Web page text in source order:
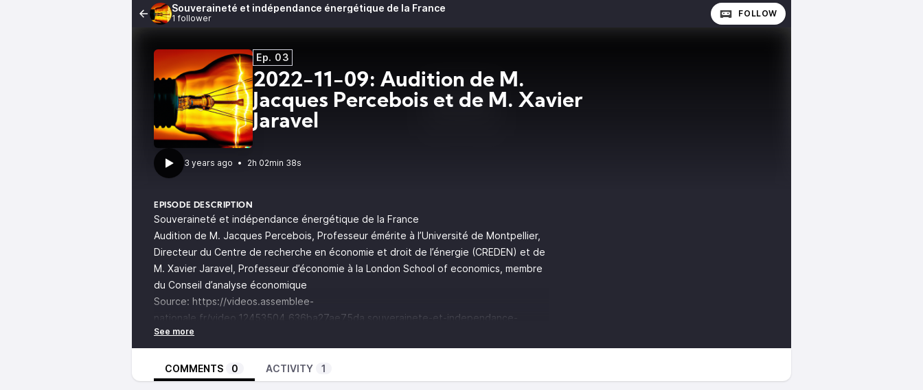
Souveraineté et indépendance énergétique de la France
1 follower FOLLOW
Ep. 03
2022-11-09: Audition de M.
Jacques Percebois et de M. Xavier
Jaravel
• 2h 02min 38s
EPISODE DESCRIPTION
Souveraineté et indépendance énergétique de la France
Audition de M. Jacques Percebois, Professeur émérite à l’Université de Montpellier,
Directeur du Centre de recherche en économie et droit de l’énergie (CREDEN) et de
M. Xavier Jaravel, Professeur d’économie à la London School of economics, membre
du Conseil d’analyse économique
Source: https://videos.assemblee-
nationale.fr/video.12453504_636ba27ae75da.souverainete-et-independance-
energetique-de-la-france---m-jacques-percebois-directeur-du-creden--9-
novembre-2022
COMMENTS
0 ACTIVITY 1